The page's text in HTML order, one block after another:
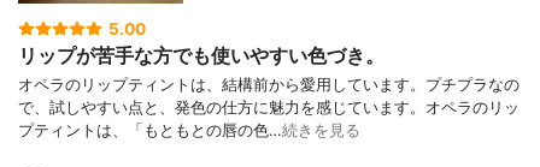
5.00
リップが苦手な方でも使いやすい色づき。
オペラのリップティントは、結構前から愛用しています。プチプラなの
で、試しやすい点と、発色の仕方に魅力を感じています。オペラのリッ
プティントは、「もともとの唇の色…続きを見る